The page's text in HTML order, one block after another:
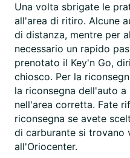
Una volta sbrigate le
all'area di ritiro. Alcune
di distanza, mentre per
necessario un rapido
prenotato il Key'n Go,
chiosco. Per la
la riconsegna dell'auto
nell'area corretta. Fate
riconsegna se avete
di carburante si trovano
all'Oriocenter.